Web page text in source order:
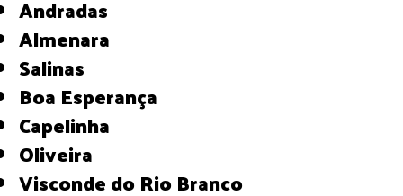
Andradas
Almenara
Salinas
Boa Esperança
Capelinha
Oliveira
Visconde do Rio Branco